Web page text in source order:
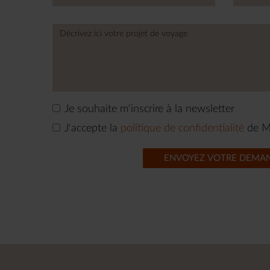
Je souhaite m'inscrire à la newsletter
J'accepte la politique de confidentialité de
ENVOYEZ VOTRE